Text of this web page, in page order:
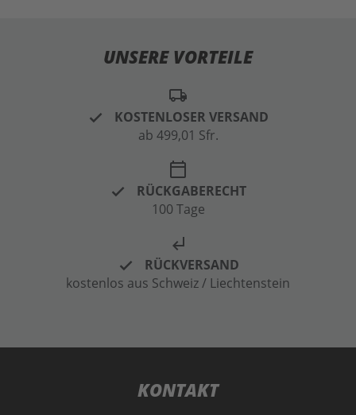
UNSERE VORTEILE
local_shipping
KOSTENLOSER VERSAND
ab 499,01 Sfr.
calendar_today
RÜCKGABERECHT
100 Tage
subdirectory_arrow_left
RÜCKVERSAND
kostenlos aus Schweiz / Liechtenstein
KONTAKT